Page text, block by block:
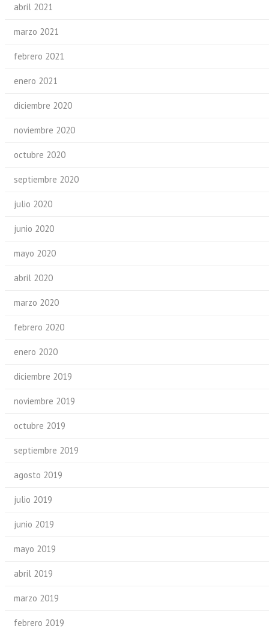
abril 2021
marzo 2021
febrero 2021
enero 2021
diciembre 2020
noviembre 2020
octubre 2020
septiembre 2020
julio 2020
junio 2020
mayo 2020
abril 2020
marzo 2020
febrero 2020
enero 2020
diciembre 2019
noviembre 2019
octubre 2019
septiembre 2019
agosto 2019
julio 2019
junio 2019
mayo 2019
abril 2019
marzo 2019
febrero 2019